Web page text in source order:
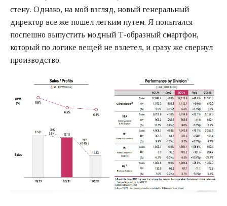
стену. Однако, на мой взгляд, новый генеральный
директор все же пошел легким путем. Я попытался
поспешно выпустить модный Т-образный смартфон,
который по логике вещей не взлетел, и сразу же свернул
производство.